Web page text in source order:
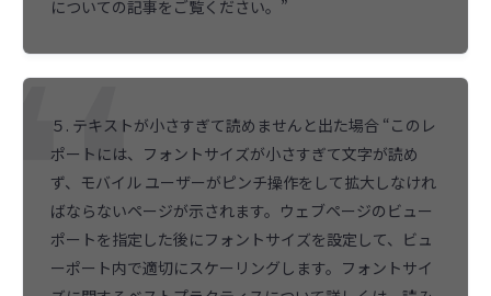
についての記事をご覧ください。”
５. テキストが小さすぎて読めませんと出た場合 “このレ
ポートには、フォントサイズが小さすぎて文字が読め
ず、モバイル ユーザーがピンチ操作をして拡大しなけれ
ばならないページが示されます。ウェブページのビュー
ポートを指定した後にフォントサイズを設定して、ビュ
ーポート内で適切にスケーリングします。フォントサイ